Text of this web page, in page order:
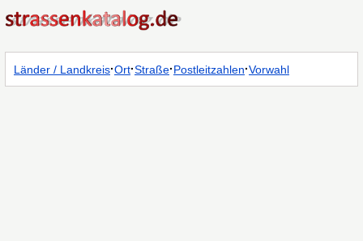
Länder / Landkreis·Ort·Straße·Postleitzahlen·Vorwahl